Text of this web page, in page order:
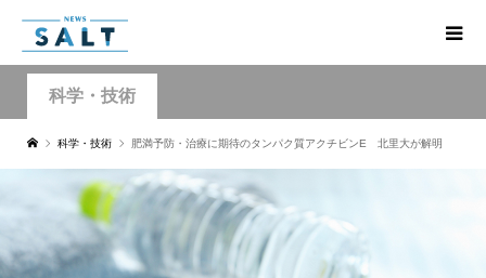
科学・技術
科学・技術 肥満予防・治療に期待のタンパク質アクチビンE 北里大が解明